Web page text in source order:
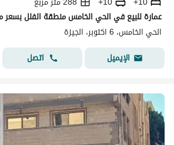
عمارة للبيع في الحي الخامس منطقة الفلل بسعر
الحي الخامس، 6 اكتوبر، الجيزة
الإيميل
اتصل